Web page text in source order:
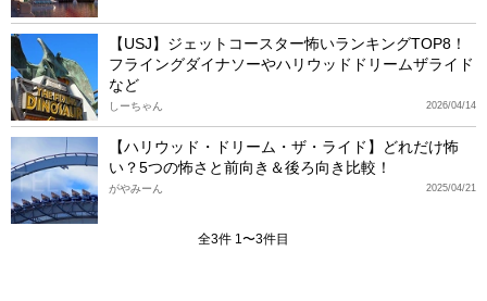
【USJ】ジェットコースター怖いランキングTOP8！
フライングダイナソーやハリウッドドリームザライド
など
2026/04/14
しーちゃん
【ハリウッド・ドリーム・ザ・ライド】どれだけ怖
い？5つの怖さと前向き＆後ろ向き比較！
2025/04/21
がやみーん
全3件 1〜3件目